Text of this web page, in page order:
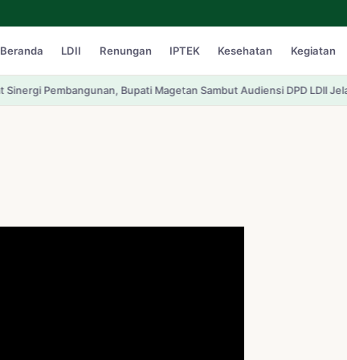
Beranda LDII Renungan IPTEK Kesehatan Kegiatan
Magetan Sambut Audiensi DPD LDII Jelang Pengukuhan